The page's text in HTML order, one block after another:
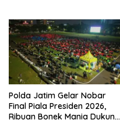
Polda Jatim Gelar Nobar
Final Piala Presiden 2026,
Ribuan Bonek Mania Dukung